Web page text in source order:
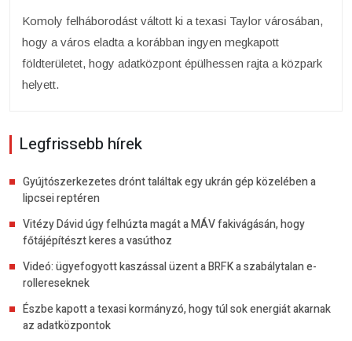
Komoly felháborodást váltott ki a texasi Taylor városában,
hogy a város eladta a korábban ingyen megkapott
földterületet, hogy adatközpont épülhessen rajta a közpark
helyett.
Legfrissebb hírek
Gyújtószerkezetes drónt találtak egy ukrán gép közelében a
lipcsei reptéren
Vitézy Dávid úgy felhúzta magát a MÁV fakivágásán, hogy
főtájépítészt keres a vasúthoz
Videó: ügyefogyott kaszással üzent a BRFK a szabálytalan e-
rollereseknek
Észbe kapott a texasi kormányzó, hogy túl sok energiát akarnak
az adatközpontok